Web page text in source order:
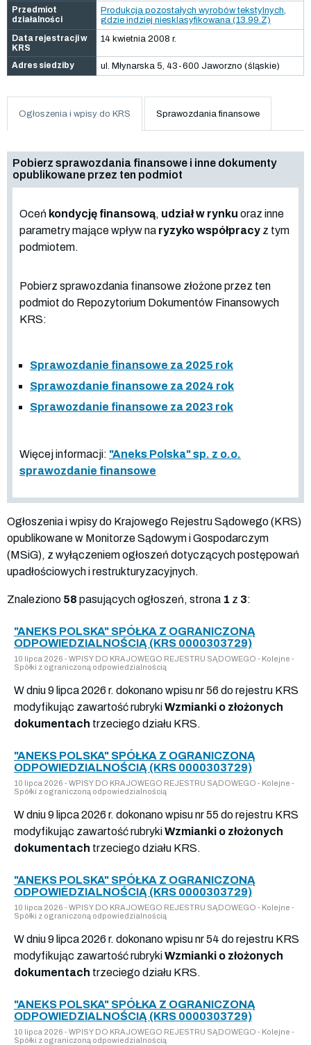
Przedmiot
działalności
Produkcja pozostałych wyrobów tekstylnych,
gdzie indziej niesklasyfikowana (13.99.Z)
Data rejestracji w
KRS
14 kwietnia 2008 r.
Adres siedziby ul. Młynarska 5, 43-600 Jaworzno (śląskie)
Ogłoszenia i wpisy do KRS Sprawozdania finansowe
Pobierz sprawozdania finansowe i inne dokumenty
opublikowane przez ten podmiot
Oceń kondycję finansową, udział w rynku oraz inne
parametry mające wpływ na ryzyko współpracy z tym
podmiotem.
Pobierz sprawozdania finansowe złożone przez ten
podmiot do Repozytorium Dokumentów Finansowych
KRS:
Sprawozdanie finansowe za 2025 rok
Sprawozdanie finansowe za 2024 rok
Sprawozdanie finansowe za 2023 rok
Więcej informacji: "Aneks Polska" sp. z o.o.
sprawozdanie finansowe
Ogłoszenia i wpisy do Krajowego Rejestru Sądowego (KRS)
opublikowane w Monitorze Sądowym i Gospodarczym
(MSiG), z wyłączeniem ogłoszeń dotyczących postępowań
upadłościowych i restrukturyzacyjnych.
Znaleziono 58 pasujących ogłoszeń, strona 1 z 3:
"ANEKS POLSKA" SPÓŁKA Z OGRANICZONĄ
ODPOWIEDZIALNOŚCIĄ (KRS 0000303729)
10 lipca 2026 - WPISY DO KRAJOWEGO REJESTRU SĄDOWEGO - Kolejne -
Spółki z ograniczoną odpowiedzialnością
W dniu 9 lipca 2026 r. dokonano wpisu nr 56 do rejestru KRS
modyfikując zawartość rubrykiWzmianki o złożonych
dokumentach trzeciego działu KRS.
"ANEKS POLSKA" SPÓŁKA Z OGRANICZONĄ
ODPOWIEDZIALNOŚCIĄ (KRS 0000303729)
10 lipca 2026 - WPISY DO KRAJOWEGO REJESTRU SĄDOWEGO - Kolejne -
Spółki z ograniczoną odpowiedzialnością
W dniu 9 lipca 2026 r. dokonano wpisu nr 55 do rejestru KRS
modyfikując zawartość rubrykiWzmianki o złożonych
dokumentach trzeciego działu KRS.
"ANEKS POLSKA" SPÓŁKA Z OGRANICZONĄ
ODPOWIEDZIALNOŚCIĄ (KRS 0000303729)
10 lipca 2026 - WPISY DO KRAJOWEGO REJESTRU SĄDOWEGO - Kolejne -
Spółki z ograniczoną odpowiedzialnością
W dniu 9 lipca 2026 r. dokonano wpisu nr 54 do rejestru KRS
modyfikując zawartość rubrykiWzmianki o złożonych
dokumentach trzeciego działu KRS.
"ANEKS POLSKA" SPÓŁKA Z OGRANICZONĄ
ODPOWIEDZIALNOŚCIĄ (KRS 0000303729)
10 lipca 2026 - WPISY DO KRAJOWEGO REJESTRU SĄDOWEGO - Kolejne -
Spółki z ograniczoną odpowiedzialnością